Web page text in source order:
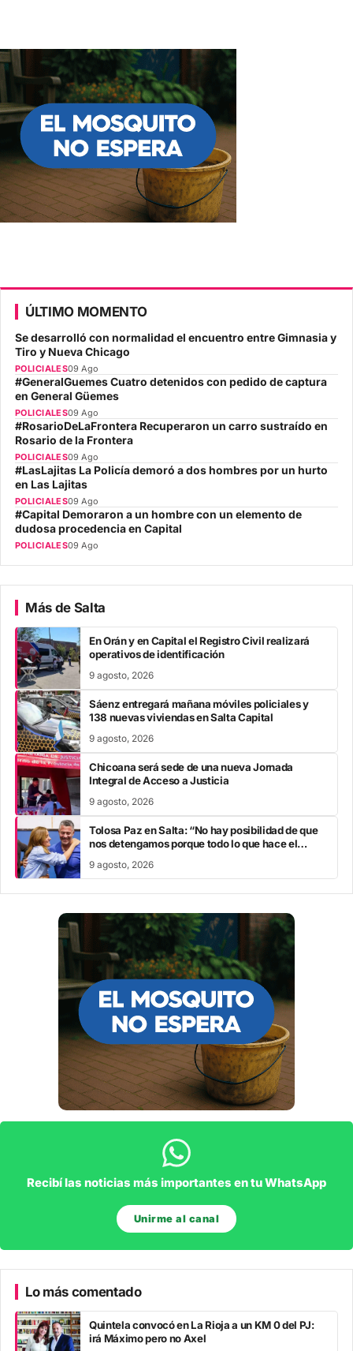
ÚLTIMO MOMENTO
Se desarrolló con normalidad el encuentro entre Gimnasia y
Tiro y Nueva Chicago
POLICIALES09 Ago
#GeneralGuemes Cuatro detenidos con pedido de captura
en General Güemes
POLICIALES09 Ago
#RosarioDeLaFrontera Recuperaron un carro sustraído en
Rosario de la Frontera
POLICIALES09 Ago
#LasLajitas La Policía demoró a dos hombres por un hurto
en Las Lajitas
POLICIALES09 Ago
#Capital Demoraron a un hombre con un elemento de
dudosa procedencia en Capital
POLICIALES09 Ago
Más de Salta
En Orán y en Capital el Registro Civil realizará
operativos de identificación
9 agosto, 2026
Sáenz entregará mañana móviles policiales y
138 nuevas viviendas en Salta Capital
9 agosto, 2026
Chicoana será sede de una nueva Jornada
Integral de Acceso a Justicia
9 agosto, 2026
Tolosa Paz en Salta: “No hay posibilidad de que
nos detengamos porque todo lo que hace el
9 agosto, 2026
Recibí las noticias más importantes en tu WhatsApp
Unirme al canal
Lo más comentado
Quintela convocó en La Rioja a un KM 0 del PJ:
irá Máximo pero no Axel